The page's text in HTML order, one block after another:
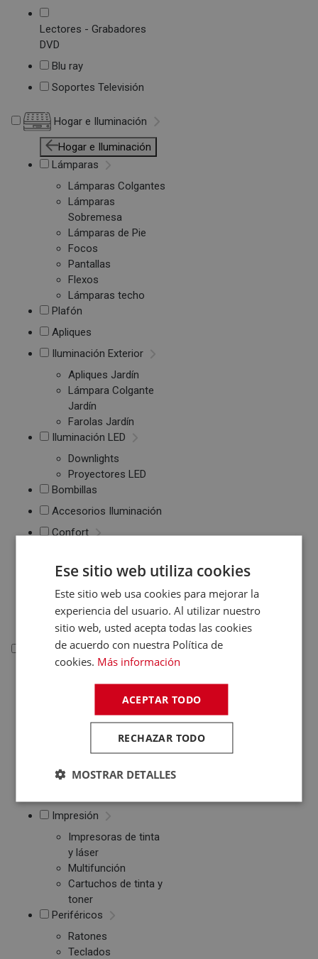
Lectores - Grabadores
DVD
Blu ray
Soportes Televisión
Hogar e Iluminación
Hogar e Iluminación
Lámparas
Lámparas Colgantes
Lámparas
Sobremesa
Lámparas de Pie
Focos
Pantallas
Flexos
Lámparas techo
Plafón
Apliques
Iluminación Exterior
Apliques Jardín
Lámpara Colgante
Jardín
Farolas Jardín
Iluminación LED
Downlights
Proyectores LED
Bombillas
Accesorios Iluminación
Confort
Calientacamas
Eléctricas
Colchones
Informática
Monitores
Impresión
Impresoras de tinta
y láser
Multifunción
Cartuchos de tinta y
toner
Periféricos
Ratones
Teclados
Ese sitio web utiliza cookies
Este sitio web usa cookies para mejorar la
experiencia del usuario. Al utilizar nuestro
sitio web, usted acepta todas las cookies
de acuerdo con nuestra Política de
cookies. Más información
ACEPTAR TODO
RECHAZAR TODO
MOSTRAR DETALLES